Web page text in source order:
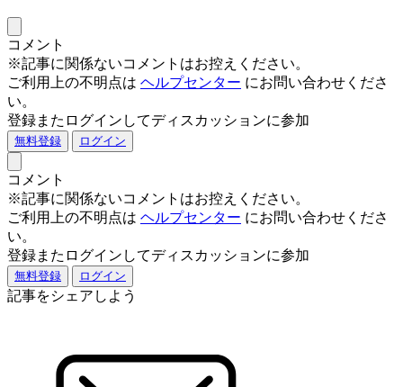
コメント
※記事に関係ないコメントはお控えください。
ご利用上の不明点は ヘルプセンター にお問い合わせくださ
い。
登録またログインしてディスカッションに参加
無料登録 ログイン
コメント
※記事に関係ないコメントはお控えください。
ご利用上の不明点は ヘルプセンター にお問い合わせくださ
い。
登録またログインしてディスカッションに参加
無料登録 ログイン
記事をシェアしよう